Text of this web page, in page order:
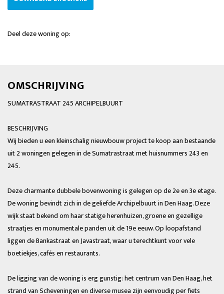
Deel deze woning op:
OMSCHRIJVING
SUMATRASTRAAT 245 ARCHIPELBUURT
BESCHRIJVING
Wij bieden u een kleinschalig nieuwbouw project te koop aan bestaande
uit 2 woningen gelegen in de Sumatrastraat met huisnummers 243 en
245.
Deze charmante dubbele bovenwoning is gelegen op de 2e en 3e etage.
De woning bevindt zich in de geliefde Archipelbuurt in Den Haag. Deze
wijk staat bekend om haar statige herenhuizen, groene en gezellige
straatjes en monumentale panden uit de 19e eeuw. Op loopafstand
liggen de Bankastraat en Javastraat, waar u terechtkunt voor vele
boetiekjes, cafés en restaurants.
De ligging van de woning is erg gunstig: het centrum van Den Haag, het
strand van Scheveningen en diverse musea zijn eenvoudig per fiets